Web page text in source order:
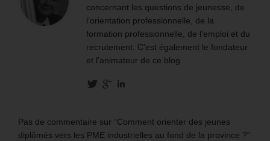
concernant les questions de jeunesse, de
l’orientation professionnelle, de la
formation professionnelle, de l’emploi et du
recrutement. C'est également le fondateur
et l'animateur de ce blog.
Pas de commentaire sur “Comment orienter des jeunes
diplômés vers les PME industrielles au fond de la province ?”